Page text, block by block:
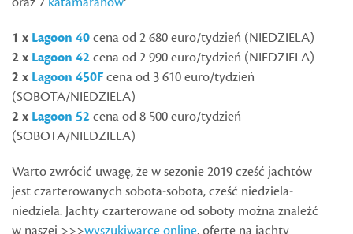
1 x Lagoon 40cena od 2 680 euro/tydzień (NIEDZIELA)
2 x Lagoon 42cena od 2 990 euro/tydzień (NIEDZIELA)
2 x Lagoon 450Fcena od 3 610 euro/tydzień
(SOBOTA/NIEDZIELA)
2 x Lagoon 52cena od 8 500 euro/tydzień
(SOBOTA/NIEDZIELA)
Warto zwrócić uwagę, że w sezonie 2019 cześć jachtów
jest czarterowanych sobota-sobota, cześć niedziela-
niedziela. Jachty czarterowane od soboty można znaleźć